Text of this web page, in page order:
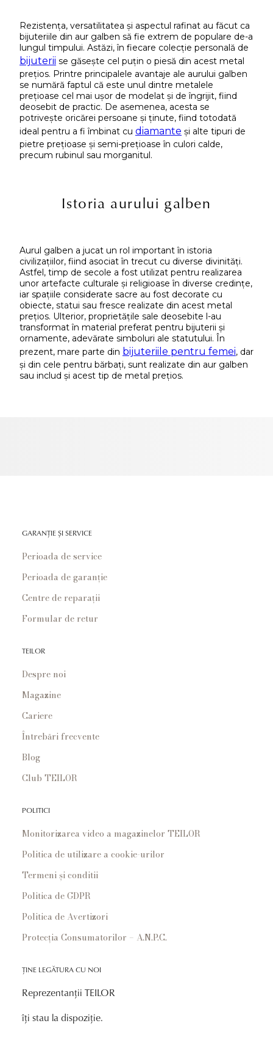
Rezistența, versatilitatea și aspectul rafinat au făcut ca
bijuteriile din aur galben să fie extrem de populare de-a
lungul timpului. Astăzi, în fiecare colecție personală de
bijuterii se găsește cel puțin o piesă din acest metal
prețios. Printre principalele avantaje ale aurului galben
se numără faptul că este unul dintre metalele
prețioase cel mai ușor de modelat și de îngrijit, fiind
deosebit de practic. De asemenea, acesta se
potrivește oricărei persoane și ținute, fiind totodată
ideal pentru a fi îmbinat cu diamante și alte tipuri de
pietre prețioase și semi-prețioase în culori calde,
precum rubinul sau morganitul.
Istoria aurului galben
Aurul galben a jucat un rol important în istoria
civilizațiilor, fiind asociat în trecut cu diverse divinități.
Astfel, timp de secole a fost utilizat pentru realizarea
unor artefacte culturale și religioase în diverse credințe,
iar spațiile considerate sacre au fost decorate cu
obiecte, statui sau fresce realizate din acest metal
prețios. Ulterior, proprietățile sale deosebite l-au
transformat în material preferat pentru bijuterii și
ornamente, adevărate simboluri ale statutului. În
prezent, mare parte din bijuteriile pentru femei, dar
și din cele pentru bărbați, sunt realizate din aur galben
sau includ și acest tip de metal prețios.
GARANȚIE ȘI SERVICE
Perioada de service
Perioada de garanție
Centre de reparații
Formular de retur
TEILOR
Despre noi
Magazine
Cariere
Întrebări frecvente
Blog
Club TEILOR
POLITICI
Monitorizarea video a magazinelor TEILOR
Politica de utilizare a cookie-urilor
Termeni și conditii
Politica de GDPR
Politica de Avertizori
Protecția Consumatorilor – A.N.P.C.
ȚINE LEGĂTURA CU NOI
Reprezentanții TEILOR
îți stau la dispoziție.